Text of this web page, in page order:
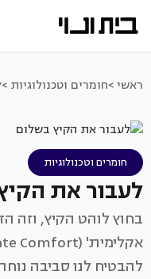
ראשי >חומרים וטכנולוגיות >
חומרים וטכנולוגיות
לעבור את
בחוץ לוהט הקיץ, וזה
להבטיח לנו סביבה